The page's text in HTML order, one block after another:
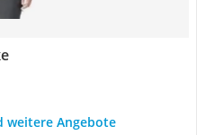
weitere Angebote